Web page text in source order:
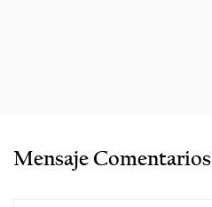
Mensaje Comentarios